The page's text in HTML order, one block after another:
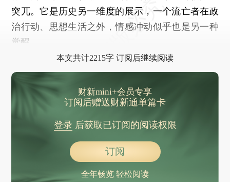
突兀。它是历史另一维度的展示，一个流亡者在政
治行动、思想生活之外，情感冲动似乎也是另一种
觉醒。
本文共计2215字 订阅后继续阅读
财新mini+会员专享
订阅后赠送财新通单篇卡
登录后获取已订阅的阅读权限
订阅
全年畅览 轻松阅读